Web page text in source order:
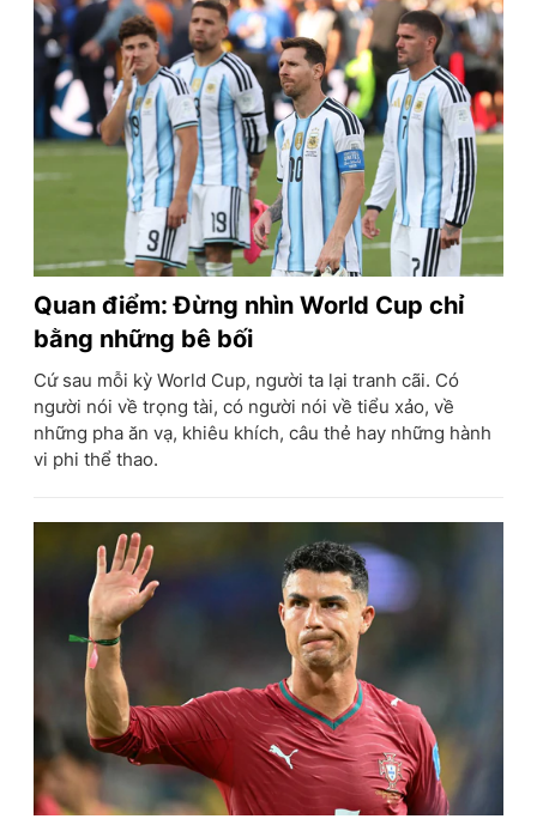
Quan điểm: Đừng nhìn World Cup chỉ
bằng những bê bối
Cứ sau mỗi kỳ World Cup, người ta lại tranh cãi. Có
người nói về trọng tài, có người nói về tiểu xảo, về
những pha ăn vạ, khiêu khích, câu thẻ hay những hành
vi phi thể thao.